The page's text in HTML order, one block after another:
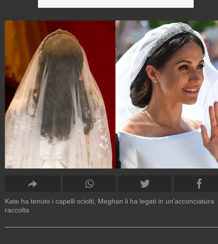
Kate ha tenuto i capelli sciolti, Meghan li ha legati in un'acconciatura
raccolta